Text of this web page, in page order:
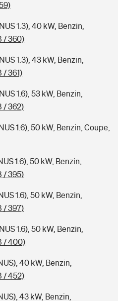
1.3), 40 kW, Benzin,
/ 360)
1.3), 43 kW, Benzin,
/ 361)
1.6), 53 kW, Benzin,
/ 362)
1.6), 50 kW, Benzin, Coupe,
1.6), 50 kW, Benzin,
/ 395)
1.6), 50 kW, Benzin,
/ 397)
1.6), 50 kW, Benzin,
/ 400)
40 kW, Benzin,
/ 452)
43 kW, Benzin,